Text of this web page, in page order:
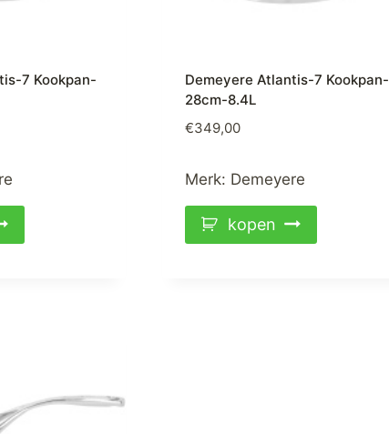
7 Kookpan-
Demeyere Atlantis-7 Kookpan-
28cm-8.4L
€349,00
Merk: Demeyere
kopen